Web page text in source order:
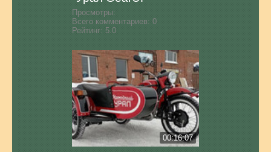
Просмотры:
Всего комментариев: 0
Рейтинг: 5.0
00:16:07